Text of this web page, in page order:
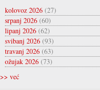
kolovoz 2026(27)
srpanj 2026(60)
lipanj 2026(62)
svibanj 2026(93)
travanj 2026(63)
ožujak 2026(73)
>> već